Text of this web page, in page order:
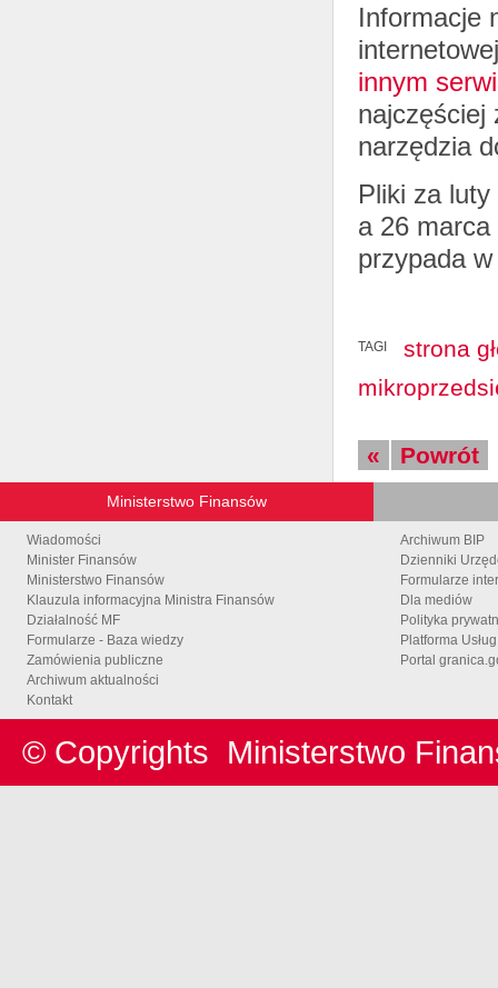
Informacje
innym
najczęściej
narzędzia
Pliki za luty
a 26
przypada
TAGI
strona
« Powrót
Ministerstwo Finansów
Wiadomości
Minister Finansów
Ministerstwo Finansów
Klauzula informacyjna Ministra Finansów
Działalność MF
Formularze - Baza wiedzy
Zamówienia publiczne
Archiwum aktualności
Kontakt
Archiwum BIP
Dzienniki
Formularze
Dla mediów
Polityka
Platforma
Portal
© Copyrights Ministerstwo